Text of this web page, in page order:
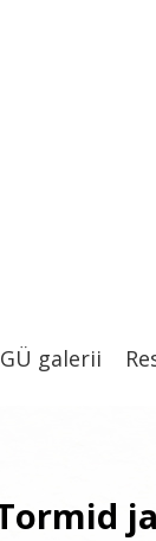
GÜ galerii